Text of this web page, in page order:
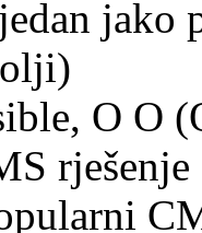
jako
O O
rješenje